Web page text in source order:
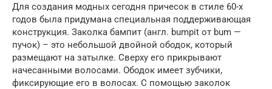
Для создания модных сегодня причесок в стиле 60-х
годов была придумана специальная поддерживающая
конструкция. Заколка бампит (англ. bumpit от bum —
пучок) – это небольшой двойной ободок, который
размещают на затылке. Сверху его прикрывают
начесанными волосами. Ободок имеет зубчики,
фиксирующие его в волосах. С помощью заколок